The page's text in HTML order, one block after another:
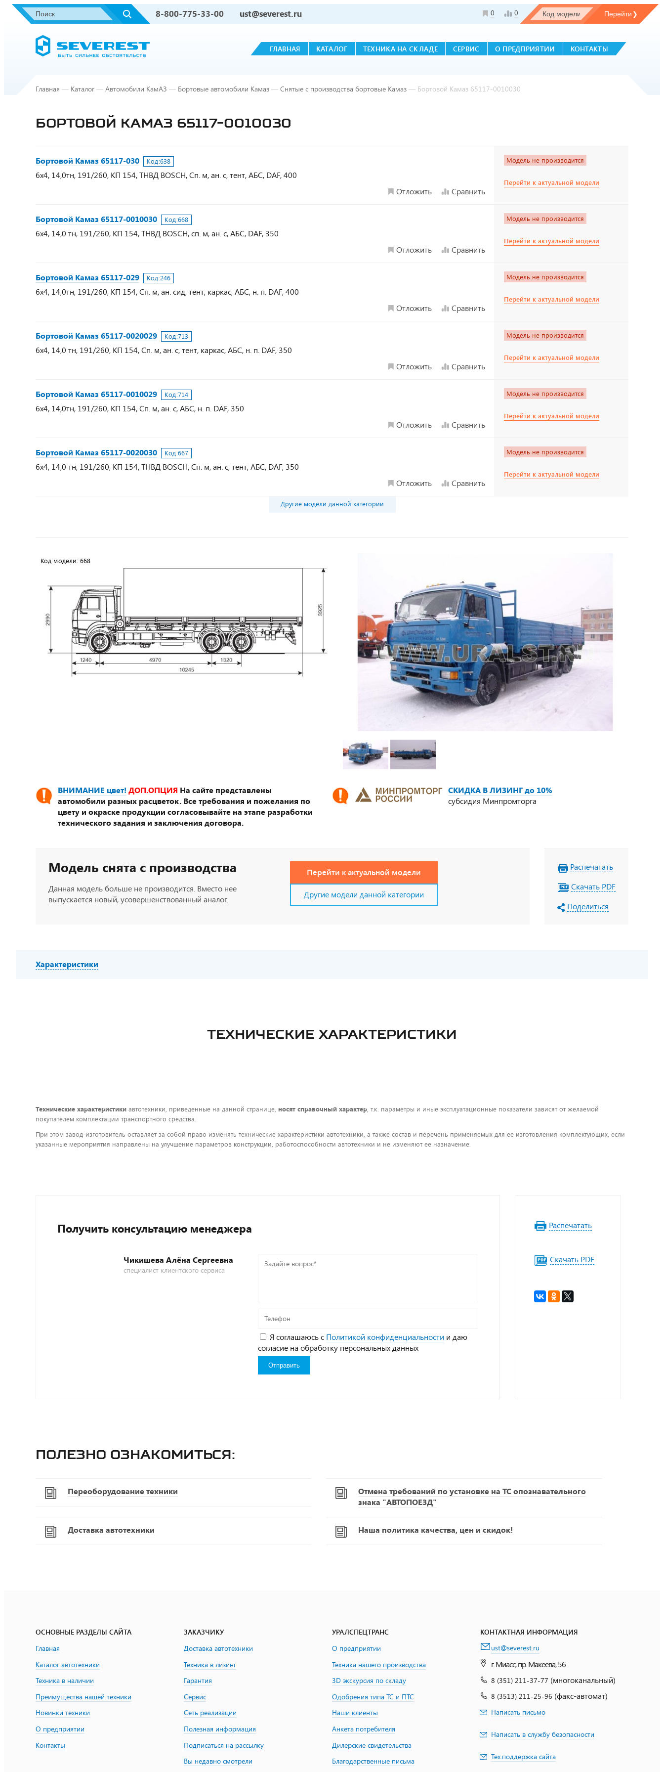
8-800-775-33-00 ust@severest.ru 0 0
ГЛАВНАЯ КАТАЛОГ ТЕХНИКА НА СКЛАДЕ СЕРВИС О ПРЕДПРИЯТИИ КОНТАКТЫ
Главная — Каталог — Автомобили КамАЗ — Бортовые автомобили Камаз — Снятые с производства бортовые Камаз — Бортовой Камаз 65117-0010030
БОРТОВОЙ КАМАЗ 65117-0010030
Бортовой Камаз 65117-030 Код:638
6х4, 14,0тн, 191/260, КП 154, ТНВД BOSCH, Сп. м, ан. с, тент, АБС, DAF, 400
Отложить
Сравнить
Модель не производится
Перейти к актуальной модели
Бортовой Камаз 65117-0010030 Код:668
6х4, 14,0 тн, 191/260, КП 154, ТНВД BOSCH, сп. м, ан. с, АБС, DAF, 350
Отложить
Сравнить
Модель не производится
Перейти к актуальной модели
Бортовой Камаз 65117-029 Код:246
6х4, 14,0тн, 191/260, КП 154, Сп. м, ан. сид, тент, каркас, АБС, н. п. DAF, 400
Отложить
Сравнить
Модель не производится
Перейти к актуальной модели
Бортовой Камаз 65117-0020029 Код:713
6х4, 14,0 тн, 191/260, КП 154, Сп. м, ан. с, тент, каркас, АБС, н. п. DAF, 350
Отложить
Сравнить
Модель не производится
Перейти к актуальной модели
Бортовой Камаз 65117-0010029 Код:714
6х4, 14,0тн, 191/260, КП 154, Сп. м, ан. с, АБС, н. п. DAF, 350
Отложить
Сравнить
Модель не производится
Перейти к актуальной модели
Бортовой Камаз 65117-0020030 Код:667
6х4, 14,0 тн, 191/260, КП 154, ТНВД BOSCH, Сп. м, ан. с, тент, АБС, DAF, 350
Отложить
Сравнить
Модель не производится
Перейти к актуальной модели
Другие модели данной категории
ВНИМАНИЕ цвет! ДОП.ОПЦИЯ На сайте представлены
автомобили разных расцветок. Все требования и пожелания по
цвету и окраске продукции согласовывайте на этапе разработки
технического задания и заключения договора.
СКИДКА В ЛИЗИНГ до 10%
субсидия Минпромторга
Модель снята с производства
Данная модель больше не производится. Вместо нее
выпускается новый, усовершенствованный аналог.
Перейти к актуальной модели
Другие модели данной категории
Распечатать
Скачать PDF
Поделиться
Характеристики
ТЕХНИЧЕСКИЕ ХАРАКТЕРИСТИКИ
Технические характеристики автотехники, приведенные на данной странице, носят справочный характер, т.к. параметры и иные эксплуатационные показатели зависят от желаемой
покупателем комплектации транспортного средства.
При этом завод-изготовитель оставляет за собой право изменять технические характеристики автотехники, а также состав и перечень применяемых для ее изготовления комплектующих, если
указанные мероприятия направлены на улучшение параметров конструкции, работоспособности автотехники и не изменяют ее назначение.
Получить консультацию менеджера
Чикишева Алёна Сергеевна
специалист клиентского сервиса
Задайте
Телефон
Я соглашаюсь с Политикой конфиденциальности и даю
согласие на обработку персональных данных
Распечатать
Скачать PDF
Полезно ознакомиться:
Переоборудование техники
Отмена требований по установке на ТС опознавательного
знака "АВТОПОЕЗД"
Доставка автотехники Наша политика качества, цен и скидок!
ОСНОВНЫЕ РАЗДЕЛЫ САЙТА
Главная
Каталог автотехники
Техника в наличии
Преимущества нашей техники
Новинки техники
О предприятии
Контакты
ЗАКАЗЧИКУ
Доставка автотехники
Техника в лизинг
Гарантия
Сервис
Сеть реализации
Полезная информация
Подписаться на рассылку
Вы недавно смотрели
УРАЛСПЕЦТРАНС
О предприятии
Техника нашего производства
3D экскурсия по складу
Одобрения типа ТС и ПТС
Наши клиенты
Анкета потребителя
Дилерские свидетельства
Благодарственные письма
КОНТАКТНАЯ ИНФОРМАЦИЯ
ust@severest.ru
г. Миасс, пр. Макеева, 56
8 (351) 211-37-77 (многоканальный)
8 (3513) 211-25-96 (факс-автомат)
Написать письмо
Написать в службу безопасности
Тех.поддержка сайта